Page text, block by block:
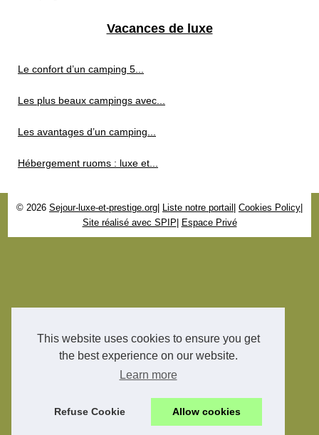
This website uses cookies to ensure you get
the best experience on our website.
Learn more
Refuse Cookie Allow cookies
Vacances de luxe
Le confort d’un camping 5...
Les plus beaux campings avec...
Les avantages d’un camping...
Hébergement ruoms : luxe et...
© 2026 Sejour-luxe-et-prestige.org Liste notre portail Cookies Policy
Site réalisé avec SPIP
Espace Privé